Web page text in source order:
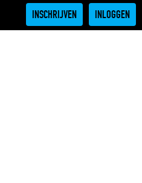
INSCHRIJVEN INLOGGEN